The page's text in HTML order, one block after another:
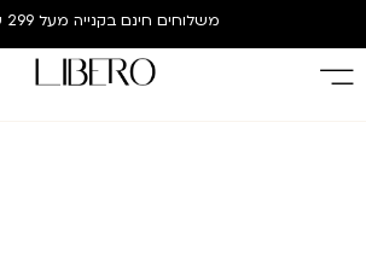
משלוחים חינם בקנייה מעל 299 ש”ח